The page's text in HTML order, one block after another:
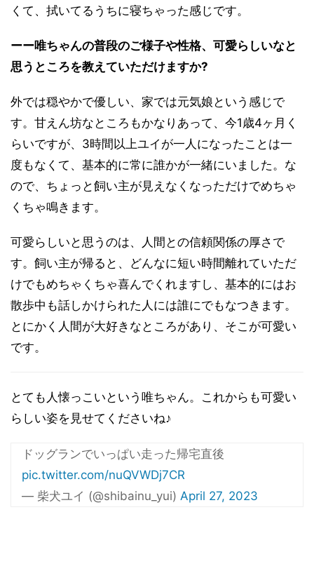
くて、拭いてるうちに寝ちゃった感じです。
ーー唯ちゃんの普段のご様子や性格、可愛らしいなと
思うところを教えていただけますか?
外では穏やかで優しい、家では元気娘という感じで
す。甘えん坊なところもかなりあって、今1歳4ヶ月く
らいですが、3時間以上ユイが一人になったことは一
度もなくて、基本的に常に誰かが一緒にいました。な
ので、ちょっと飼い主が見えなくなっただけでめちゃ
くちゃ鳴きます。
可愛らしいと思うのは、人間との信頼関係の厚さで
す。飼い主が帰ると、どんなに短い時間離れていただ
けでもめちゃくちゃ喜んでくれますし、基本的にはお
散歩中も話しかけられた人には誰にでもなつきます。
とにかく人間が大好きなところがあり、そこが可愛い
です。
とても人懐っこいという唯ちゃん。これからも可愛い
らしい姿を見せてくださいね♪
ドッグランでいっぱい走った帰宅直後
pic.twitter.com/nuQVWDj7CR
— 柴犬ユイ (@shibainu_yui) April 27, 2023